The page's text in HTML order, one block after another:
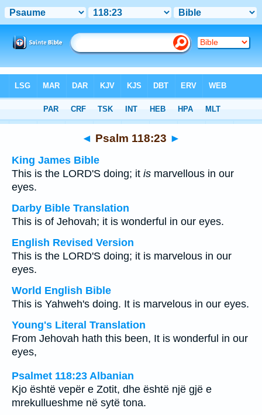
> Psalm 118:23
◄ Psalm 118:23 ►
King James Bible
This is the LORD'S doing; it is marvellous in our
eyes.
Darby Bible Translation
This is of Jehovah; it is wonderful in our eyes.
English Revised Version
This is the LORD'S doing; it is marvelous in our
eyes.
World English Bible
This is Yahweh's doing. It is marvelous in our eyes.
Young's Literal Translation
From Jehovah hath this been, It is wonderful in our
eyes,
Psalmet 118:23 Albanian
Kjo është vepër e Zotit, dhe është një gjë e
mrekullueshme në sytë tona.